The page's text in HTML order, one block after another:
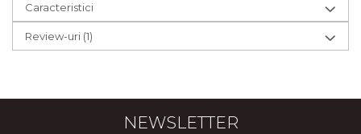
Caracteristici
Review-uri (1)
NEWSLETTER